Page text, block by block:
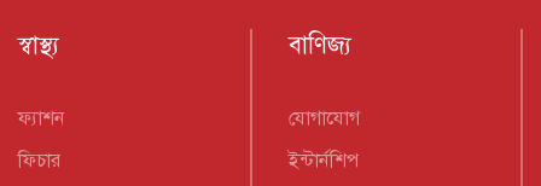
স্বাস্থ্য
ফ্যাশন
ফিচার
বাণিজ্য
যোগাযোগ
ইন্টার্নশিপ